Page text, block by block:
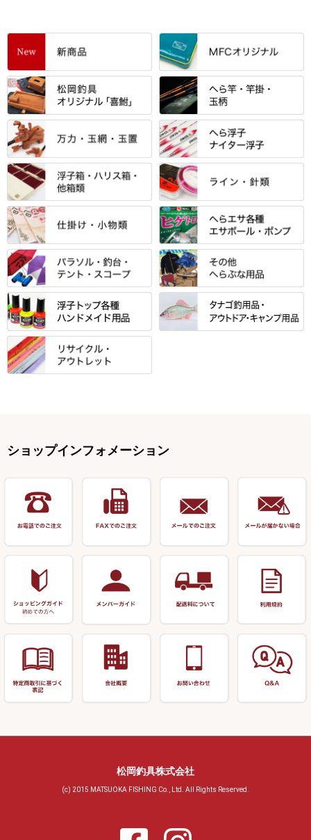
すべて
「雅（みやび）」シリーズ・エ
ントＰＬＵＳシリーズ
エントラント・ＳＰＷシリーズ
スモールクロコダイルシリーズ
エクセーヌ・スエードシリーズ
バッグ・小物ケース・ワッペン
クッション・シート・スカー
ト・エプロン
保護ケース
アクリルシリーズ・アクセサリ
すべて
「至高」シリーズ
万力付お膳
クワセ皿・コブ皿・角皿
浮子筒・浮子箱・ハリス箱・玉
ノ柄スタンド
小物箱・うどん箱・うどん皿
ハサミケース
カウンター
針外し・糸ほどき
すべて
シマノ
ダイワ
がまかつ
サクラ・NISSIN・合成竿・他
光竹作 カーボン竿掛・玉ノ柄
匠絆・かちどき・旋（めぐ
る）・千望・千尋・悠月・その
他
すべて
当店オリジナル「勝俊」作
光竹 製品
松村作（万力）
松村作（先受・その他）
万久作
岐山 製品
逍遥（しょうよう）
玉網（高級品）
替網・仕付糸
玉置（高級品）
万力付お膳・うどん皿
先受・メスネジ・その他
すべて
忠相・一志
昴 ・TOMO
りきや ・ 大祐
心也・士天・狂鬼
伊吹 ・ SATTO
KEN∑HI【ケンシ】
すべて
金鯱 シリーズ
浮子箱
浮子立て・浮子筒
ハリスケース
仕掛箱・小物箱
ハリスメジャー系
すべて
東レ・ラーヂ
サンライン ・ ダン
鬼掛・MARUTO
すべて
ウキ止めストッパー・糸・チュ
ーブ
ウキゴム 遊動式
松葉仕掛用
底取りアイテム
ハサミ
すべて
マルキュー 麩系
マルキュー その他
ポンプ絞り器・ポンプ類
すべて
パラソル
テント
リーズ
釣台 釣宝・その他
すべて
バック＆ロッドケース
偏光サングラス
小物ケース・保護ケース
防寒コーナー
すべて
浮子用素材
塗料用 筆
装飾品
リサイクル 竹竿（～19,999円）
リサイクル 竹竿（深山）
リサイクル 浮子
リサイクル 玉網・玉置・フラ
リサイクル 浮子箱・浮子筒・
アウトレット商品
ショップインフォメーション
松岡釣具株式会社
(c) 2015 MATSUOKA FISHING Co., Ltd. All Rights Reserved.